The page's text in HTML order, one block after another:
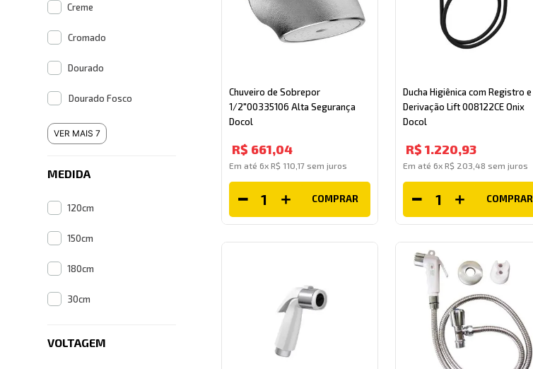
Creme
Cromado
Dourado
Dourado Fosco
VER MAIS 7
MEDIDA
120cm
150cm
180cm
30cm
VOLTAGEM
Chuveiro de Sobrepor
1/2"00335106 Alta Segurança
Docol
R$ 661,04
Em até 6x R$ 110 17sem juros
COMPRAR
Ducha Higiênica com Registro e
Derivação Lift 008122CE Onix
Docol
R$ 1.220,93
Em até6xR$ 203 ,48 sem juros
COMPRAR